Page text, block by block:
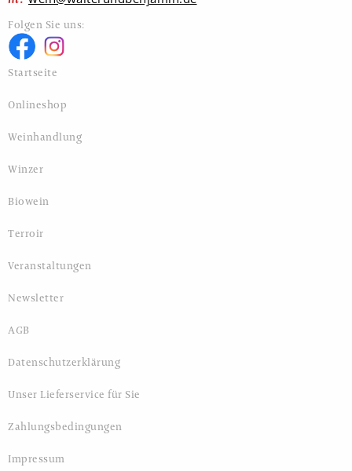
Folgen Sie uns:
Startseite
Onlineshop
Weinhandlung
Winzer
Biowein
Terroir
Veranstaltungen
Newsletter
AGB
Datenschutzerklärung
Unser Lieferservice für Sie
Zahlungsbedingungen
Impressum